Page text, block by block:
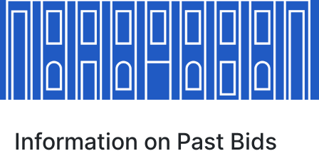
Show/Hide
Show/Hide
Show/Hide
Information on Past Bids